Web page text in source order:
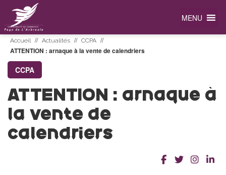
MENU
Accueil // Actualités // CCPA //
ATTENTION : arnaque à la vente de calendriers
CCPA
ATTENTION : arnaque à
la vente de
calendriers